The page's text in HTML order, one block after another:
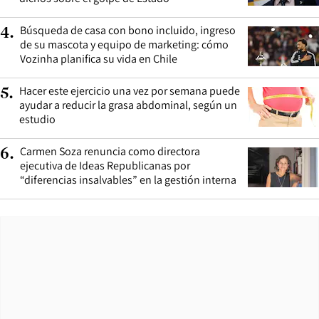
4. Búsqueda de casa con bono incluido, ingreso
de su mascota y equipo de marketing: cómo
Vozinha planifica su vida en Chile
5. Hacer este ejercicio una vez por semana puede
ayudar a reducir la grasa abdominal, según un
estudio
6. Carmen Soza renuncia como directora
ejecutiva de Ideas Republicanas por
“diferencias insalvables” en la gestión interna